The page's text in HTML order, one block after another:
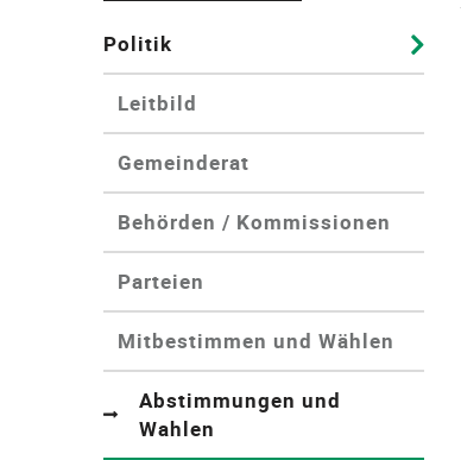
Politik
Leitbild
Gemeinderat
Behörden / Kommissionen
Parteien
Mitbestimmen und Wählen
Abstimmungen und
Wahlen